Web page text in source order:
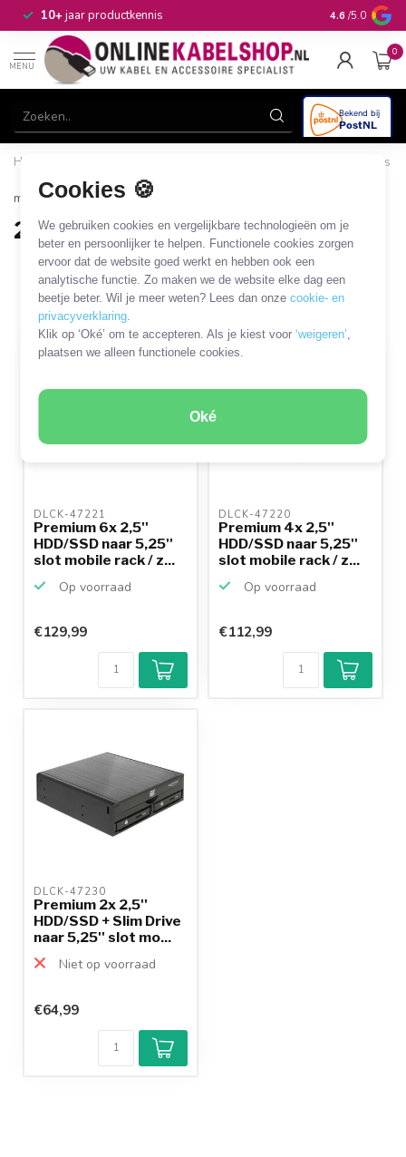
Cookies 🍪
We gebruiken cookies en vergelijkbare technologieën om je
beter en persoonlijker te helpen. Functionele cookies zorgen
ervoor dat de website goed werkt en hebben ook een
analytische functie. Zo maken we de website elke dag een
beetje beter. Wil je meer weten? Lees dan onzecookie- en
privacyverklaring.
Klik op ‘Oké’ om te accepteren. Als je kiest voor‘weigeren’,
plaatsen we alleen functionele cookies.
Oké
10+jaar productkennis 4.6 /5.0
MENU
0
Home
HDD/SSD en overige drives
Montage frame, caddy en mobile rack
mobile rack
2,5'' drive naar 5,25'' mobile rack
3 PRODUCTEN
Filters SORTEER OP
DLCK-47221
Premium 6x 2,5''
HDD/SSD naar 5,25''
slot mobile rack / z...
Op voorraad
€129,99
DLCK-47220
Premium 4x 2,5''
HDD/SSD naar 5,25''
slot mobile rack / z...
Op voorraad
€112,99
DLCK-47230
Premium 2x 2,5''
HDD/SSD + Slim Drive
naar 5,25'' slot mo...
Niet op voorraad
€64,99